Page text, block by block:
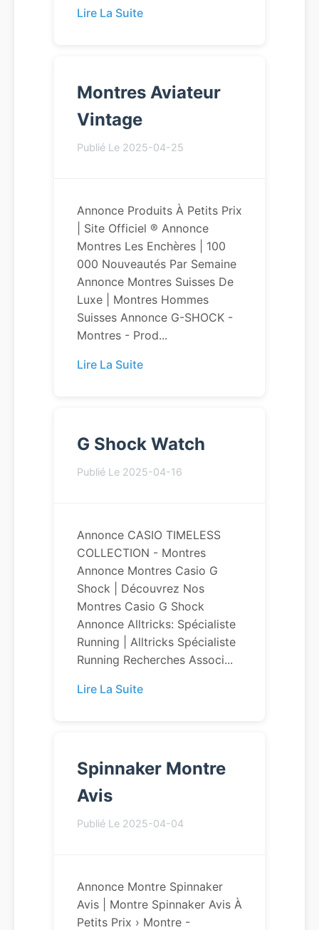
Lire La Suite
Montres Aviateur
Vintage
Publié Le 2025-04-25
Annonce Produits À Petits Prix
| Site Officiel ® Annonce
Montres Les Enchères | 100
000 Nouveautés Par Semaine
Annonce Montres Suisses De
Luxe | Montres Hommes
Suisses Annonce G-SHOCK -
Montres - Prod...
Lire La Suite
G Shock Watch
Publié Le 2025-04-16
Annonce CASIO TIMELESS
COLLECTION - Montres
Annonce Montres Casio G
Shock | Découvrez Nos
Montres Casio G Shock
Annonce Alltricks: Spécialiste
Running | Alltricks Spécialiste
Running Recherches Associ...
Lire La Suite
Spinnaker Montre
Avis
Publié Le 2025-04-04
Annonce Montre Spinnaker
Avis | Montre Spinnaker Avis À
Petits Prix › Montre -